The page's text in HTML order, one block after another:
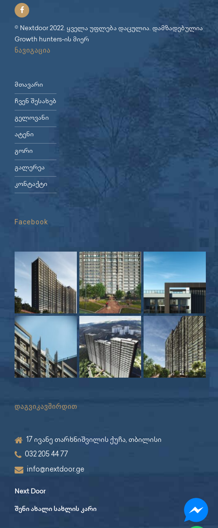
© Nextdoor 2022. ყველა უფლება დაცულია. დამზადებულია
Growth hunters-ის მიერ
ნავიგაცია
მთავარი
ჩვენ შესახებ
გელოვანი
ატენი
გორი
გალერეა
კონტაქტი
Facebook
დაგვიკავშირდით
17 ივანე თარხნიშვილის ქუჩა, თბილისი
032 205 44 77
info@nextdoor.ge
Next Door
შენი ახალი სახლის კარი